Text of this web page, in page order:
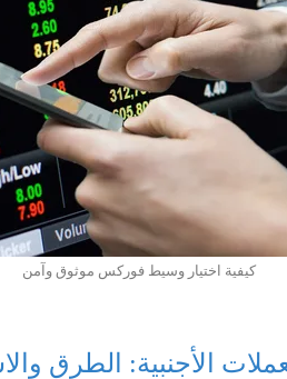
كيفية اختيار وسيط فوركس موثوق وآمن
الأجنبية: الطرق